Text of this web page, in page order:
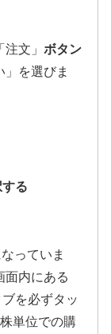
文」 ボタン
」を選びま
る
っていま
面内にある
を必ずタッ
単位での購